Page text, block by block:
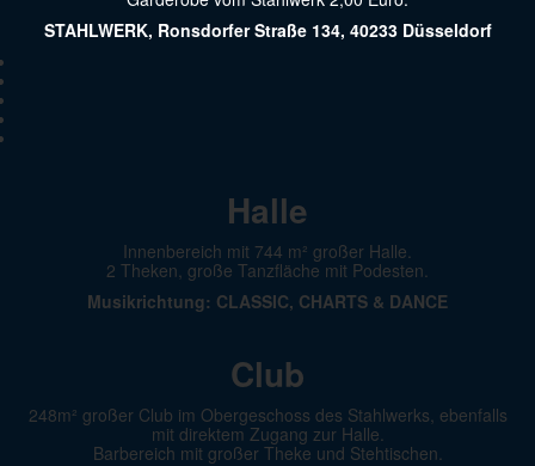
STAHLWERK, Ronsdorfer Straße 134, 40233 Düsseldorf
Halle
Innenbereich mit 744 m² großer Halle.
2 Theken, große Tanzfläche mit Podesten.
Musikrichtung: CLASSIC, CHARTS & DANCE
Club
248m² großer Club im Obergeschoss des Stahlwerks, ebenfalls
mit direktem Zugang zur Halle.
Barbereich mit großer Theke und Stehtischen.